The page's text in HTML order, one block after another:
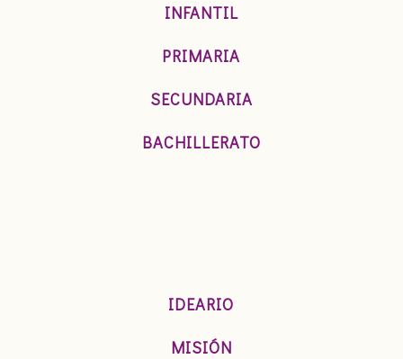
INFANTIL
PRIMARIA
SECUNDARIA
BACHILLERATO
IDEARIO
MISIÓN